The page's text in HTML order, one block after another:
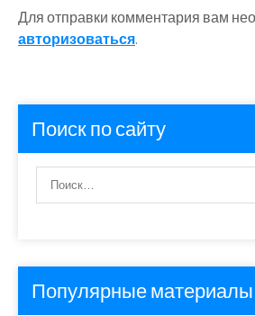
Для отправки комментария вам
авторизоваться.
Поиск по сайту
Популярные материалы